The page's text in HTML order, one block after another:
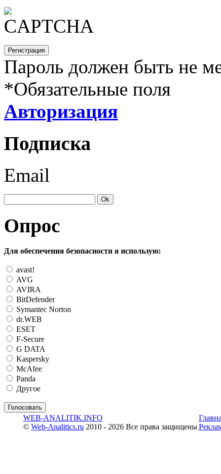
Пароль должен быть не
*Обязательные поля
Авторизация
Подписка
Email
Опрос
Для обеспечения безопасности я использую:
avast!
AVG
AVIRA
BitDefender
Symantec Norton
dr.WEB
ESET
F-Secure
G DATA
Kaspersky
McAfee
Panda
Другое
WEB-ANALITIK.INFO
© Web-Analitics.ru 2010 - 2026 Все права защищены